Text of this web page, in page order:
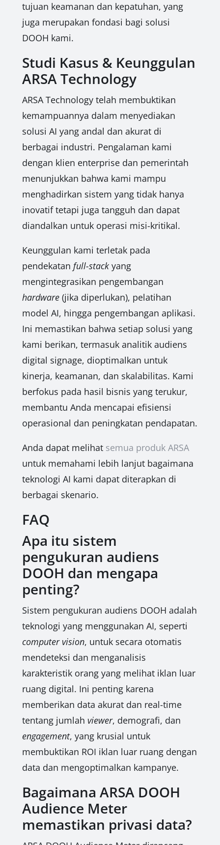
tujuan keamanan dan kepatuhan, yang
juga merupakan fondasi bagi solusi
DOOH kami.
Studi Kasus & Keunggulan
ARSA Technology
ARSA Technology telah membuktikan
kemampuannya dalam menyediakan
solusi AI yang andal dan akurat di
berbagai industri. Pengalaman kami
dengan klien enterprise dan pemerintah
menunjukkan bahwa kami mampu
menghadirkan sistem yang tidak hanya
inovatif tetapi juga tangguh dan dapat
diandalkan untuk operasi misi-kritikal.
Keunggulan kami terletak pada
pendekatan full-stackyang
mengintegrasikan pengembangan
hardware(jika diperlukan), pelatihan
model AI, hingga pengembangan aplikasi.
Ini memastikan bahwa setiap solusi yang
kami berikan, termasuk analitik audiens
digital signage, dioptimalkan untuk
kinerja, keamanan, dan skalabilitas. Kami
berfokus pada hasil bisnis yang terukur,
membantu Anda mencapai efisiensi
operasional dan peningkatan pendapatan.
Anda dapat melihat semua produk ARSA
untuk memahami lebih lanjut bagaimana
teknologi AI kami dapat diterapkan di
berbagai skenario.
FAQ
Apa itu sistem
pengukuran audiens
DOOH dan mengapa
penting?
Sistem pengukuran audiens DOOH adalah
teknologi yang menggunakan AI, seperti
computer vision, untuk secara otomatis
mendeteksi dan menganalisis
karakteristik orang yang melihat iklan luar
ruang digital. Ini penting karena
memberikan data akurat dan real-time
tentang jumlah viewer, demografi, dan
engagement, yang krusial untuk
membuktikan ROI iklan luar ruang dengan
data dan mengoptimalkan kampanye.
Bagaimana ARSA DOOH
Audience Meter
memastikan privasi data?